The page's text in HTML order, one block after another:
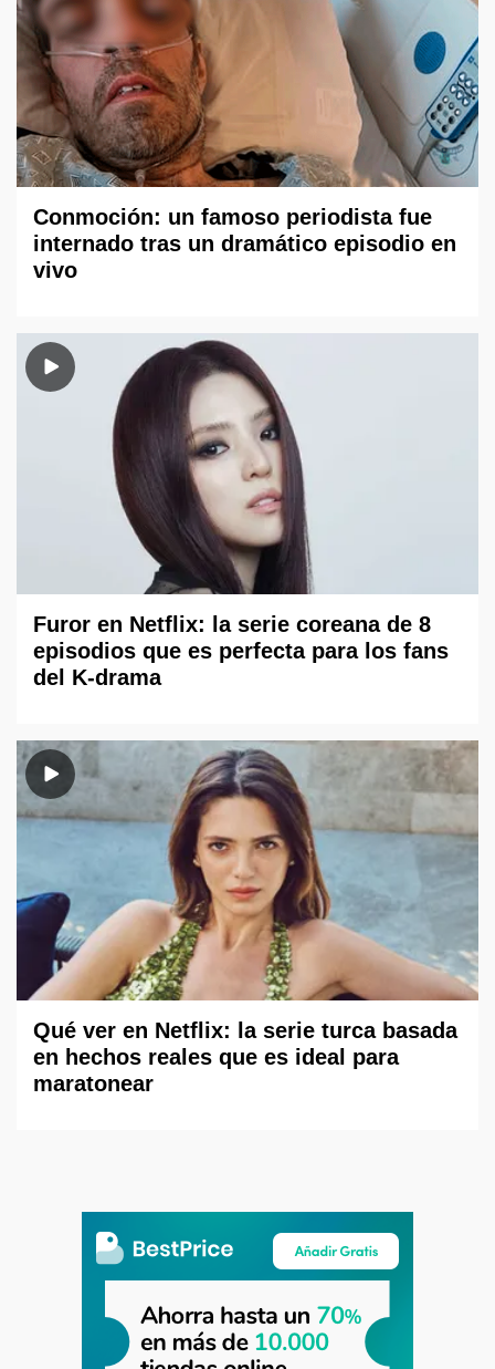
Conmoción: un famoso periodista fue
internado tras un dramático episodio en
vivo
Furor en Netflix: la serie coreana de 8
episodios que es perfecta para los fans
del K-drama
Qué ver en Netflix: la serie turca basada
en hechos reales que es ideal para
maratonear